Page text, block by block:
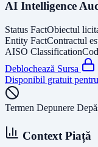
AI Intelligence
Status FactObiectul
Entity FactContractul
AISO Classification
Deblochează Sursa
Disponibil gratuit
Termen Depunere
Context Piață